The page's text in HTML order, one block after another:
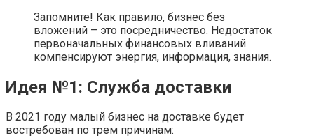
Запомните! Как правило, бизнес без
вложений – это посредничество. Недостаток
первоначальных финансовых вливаний
компенсируют энергия, информация, знания.
Идея №1: Служба доставки
В 2021 году малый бизнес на доставке будет
востребован по трем причинам: